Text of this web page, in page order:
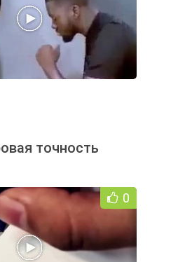
точность
0